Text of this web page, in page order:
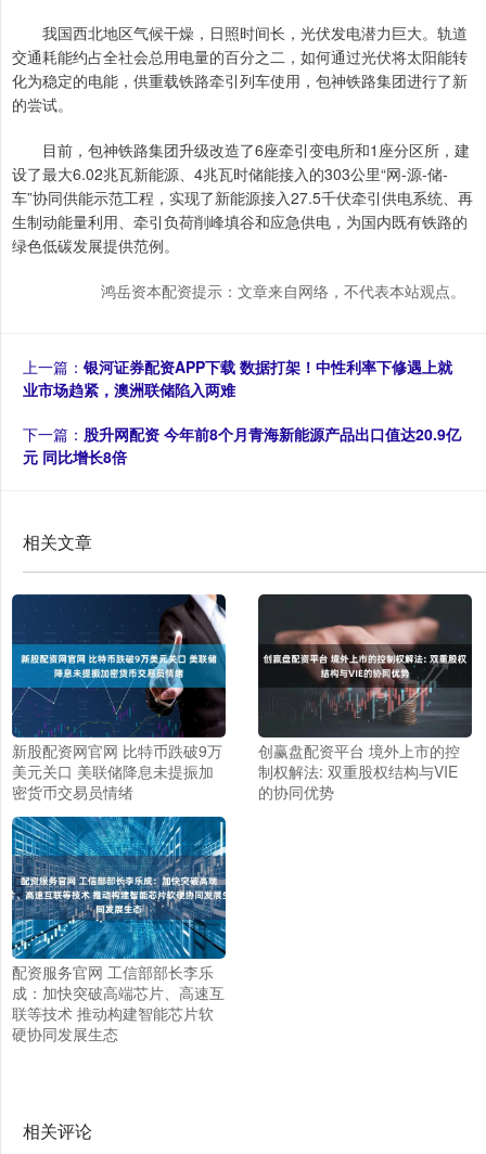
我国西北地区气候干燥，日照时间长，光伏发电潜力巨大。轨道
交通耗能约占全社会总用电量的百分之二，如何通过光伏将太阳能转
化为稳定的电能，供重载铁路牵引列车使用，包神铁路集团进行了新
的尝试。
目前，包神铁路集团升级改造了6座牵引变电所和1座分区所，建
设了最大6.02兆瓦新能源、4兆瓦时储能接入的303公里“网-源-储-
车”协同供能示范工程，实现了新能源接入27.5千伏牵引供电系统、再
生制动能量利用、牵引负荷削峰填谷和应急供电，为国内既有铁路的
绿色低碳发展提供范例。
鸿岳资本配资提示：文章来自网络，不代表本站观点。
上一篇： 银河证券配资APP下载 数据打架！中性利率下修遇上就
业市场趋紧，澳洲联储陷入两难
下一篇： 股升网配资 今年前8个月青海新能源产品出口值达20.9亿
元 同比增长8倍
相关文章
新股配资网官网 比特币跌破9万
美元关口 美联储降息未提振加
密货币交易员情绪
创赢盘配资平台 境外上市的控
制权解法: 双重股权结构与VIE
的协同优势
配资服务官网 工信部部长李乐
成：加快突破高端芯片、高速互
联等技术 推动构建智能芯片软
硬协同发展生态
相关评论